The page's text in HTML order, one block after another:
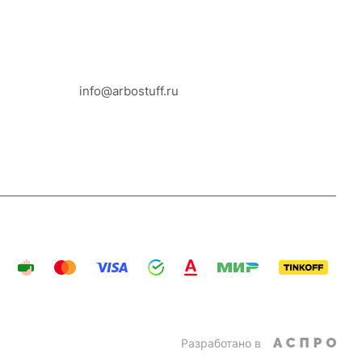
info@arbostuff.ru
Разработано в